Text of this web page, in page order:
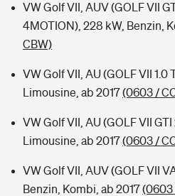
VW Golf VII, AUV (GOLF VII
4MOTION), 228 kW, Benzin,
CBW)
VW Golf VII, AU (GOLF VII 1.0
Limousine, ab 2017(0603 /
VW Golf VII, AU (GOLF VII GTI
Limousine, ab 2017(0603 /
VW Golf VII, AUV (GOLF VII
Benzin, Kombi, ab 2017(0603